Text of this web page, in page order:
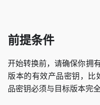
前提条件
开始转换前，请确保你拥
版本的有效产品密钥，
品密钥必须与目标版本完全